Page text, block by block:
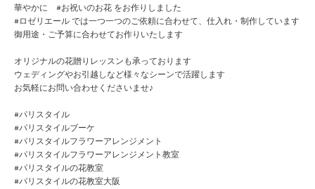
華やかに #お祝いのお花 をお作りしました
#ロゼリエール では一つ一つのご依頼に合わせて、仕入れ・制作しています
御用途・ご予算に合わせてお作りいたします
オリジナルの花贈りレッスンも承っております
ウェディングやお引越しなど様々なシーンで活躍します
お気軽にお問い合わせくださいませ♪
#パリスタイル
#パリスタイルブーケ
#パリスタイルフラワーアレンジメント
#パリスタイルフラワーアレンジメント教室
#パリスタイルの花教室
#パリスタイルの花教室大阪